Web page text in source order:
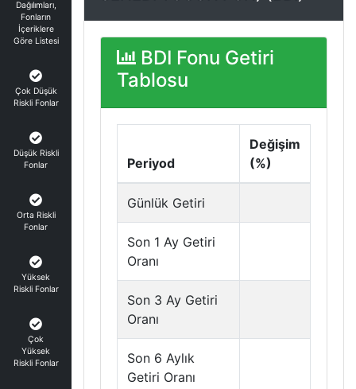
Dağılımları,
Fonların
İçeriklere
Göre Listesi
Çok Düşük
Riskli Fonlar
Düşük Riskli
Fonlar
Orta Riskli
Fonlar
Yüksek
Riskli Fonlar
Çok
Yüksek
Riskli Fonlar
BDI Fonu Getiri
Tablosu
Periyod
Değişim
(%)
Günlük Getiri
Son 1 Ay Getiri
Oranı
Son 3 Ay Getiri
Oranı
Son 6 Aylık
Getiri Oranı